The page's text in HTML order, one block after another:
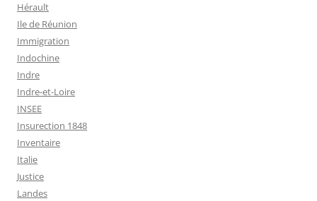
Hérault
Ile de Réunion
Immigration
Indochine
Indre
Indre-et-Loire
INSEE
Insurection 1848
Inventaire
Italie
Justice
Landes